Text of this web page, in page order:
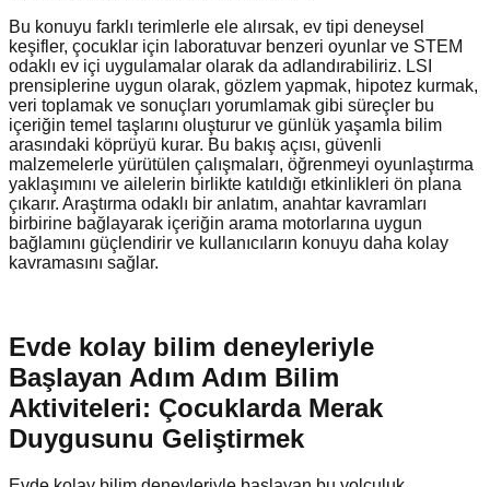
Bu konuyu farklı terimlerle ele alırsak, ev tipi deneysel
keşifler, çocuklar için laboratuvar benzeri oyunlar ve STEM
odaklı ev içi uygulamalar olarak da adlandırabiliriz. LSI
prensiplerine uygun olarak, gözlem yapmak, hipotez kurmak,
veri toplamak ve sonuçları yorumlamak gibi süreçler bu
içeriğin temel taşlarını oluşturur ve günlük yaşamla bilim
arasındaki köprüyü kurar. Bu bakış açısı, güvenli
malzemelerle yürütülen çalışmaları, öğrenmeyi oyunlaştırma
yaklaşımını ve ailelerin birlikte katıldığı etkinlikleri ön plana
çıkarır. Araştırma odaklı bir anlatım, anahtar kavramları
birbirine bağlayarak içeriğin arama motorlarına uygun
bağlamını güçlendirir ve kullanıcıların konuyu daha kolay
kavramasını sağlar.
Evde kolay bilim deneyleriyle
Başlayan Adım Adım Bilim
Aktiviteleri: Çocuklarda Merak
Duygusunu Geliştirmek